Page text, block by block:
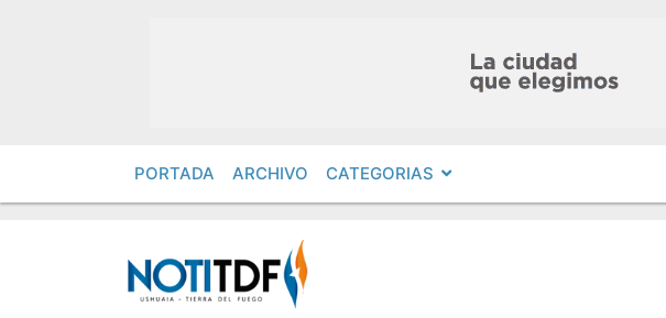
PORTADA ARCHIVO CATEGORIAS